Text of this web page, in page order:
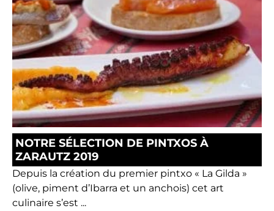
NOTRE SÉLECTION DE PINTXOS À
ZARAUTZ 2019
Depuis la création du premier pintxo « La Gilda »
(olive, piment d’Ibarra et un anchois) cet art
culinaire s’est ...